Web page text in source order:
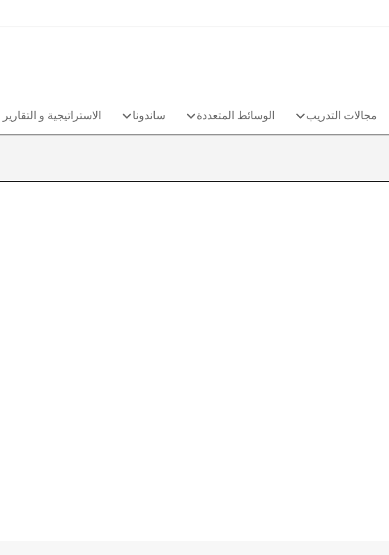
مجالات التدريب الوسائط المتعددة ساندونا الاستراتيجية و التقارير